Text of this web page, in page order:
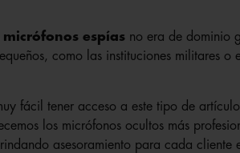
micrófonos espíasno era de dominio
como las instituciones militares o
fácil tener acceso a este tipo de
los micrófonos ocultos más
asesoramiento para cada cliente